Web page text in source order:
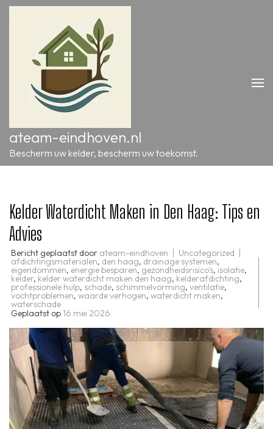
Ga
ateam-eindhoven.nl
Bescherm uw kelder, bescherm uw toekomst.
Kelder Waterdicht Maken in Den Haag: Tips en
Advies
Bericht geplaatst door ateam-eindhoven Uncategorized
afdichtingsmaterialen, den haag, drainage systemen,
eigendommen, energie besparen, gezondheidsrisico's, isolatie,
kelder, kelder waterdicht maken den haag, kelderafdichting,
professionele hulp, schade, schimmelvorming, ventilatie,
vochtproblemen,waarde verhogen, waterdicht maken,
waterschade
Geplaatst op 16 mei 2026